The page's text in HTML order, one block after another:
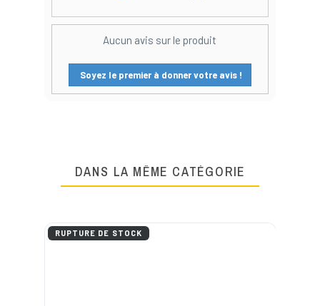
Aucun avis sur le produit
Soyez le premier à donner votre avis !
DANS LA MÊME CATÉGORIE
RUPTURE DE STOCK